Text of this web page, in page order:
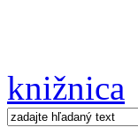
knižnica